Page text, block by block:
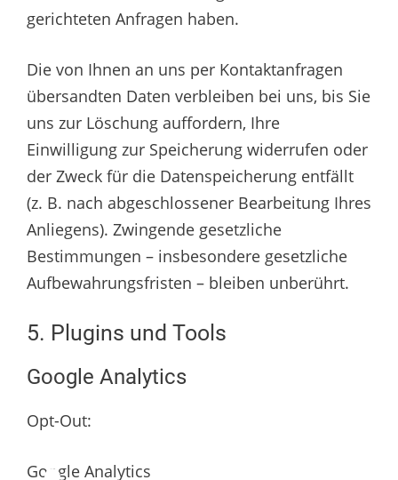
gerichteten Anfragen haben.
Die von Ihnen an uns per Kontaktanfragen
übersandten Daten verbleiben bei uns, bis Sie
uns zur Löschung auffordern, Ihre
Einwilligung zur Speicherung widerrufen oder
der Zweck für die Datenspeicherung entfällt
(z. B. nach abgeschlossener Bearbeitung Ihres
Anliegens). Zwingende gesetzliche
Bestimmungen – insbesondere gesetzliche
Aufbewahrungsfristen – bleiben unberührt.
5. Plugins und Tools
Google Analytics
Opt-Out:
Google Analytics